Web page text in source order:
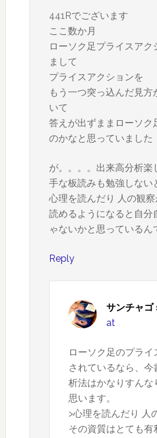
441Rでございます
ここ数か月
ローソク足プライスア
まして
プライスアクションを
もう一つ突っ込んだ見方
いて
答えが出ずままローソク
のかなと思っていました
が。。。。出来高分析楽
手な板読みも勉強しない
心理を読んだり 人の観
読めるようになると自分
ゃないかと思っているん
Reply
サンチャゴ
at
ローソク足のプラ
されているなら、
析法はかなりすんな
思います。
>心理を読んだり 人
その資質はとても有